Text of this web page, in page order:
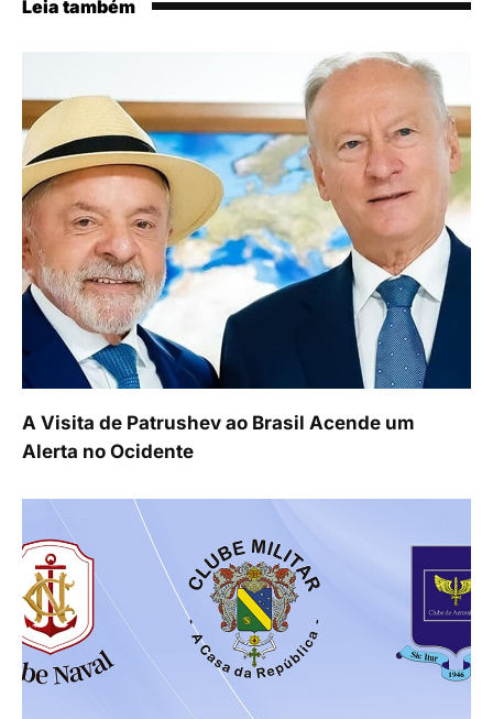
Leia também
A Visita de Patrushev ao Brasil Acende um
Alerta no Ocidente